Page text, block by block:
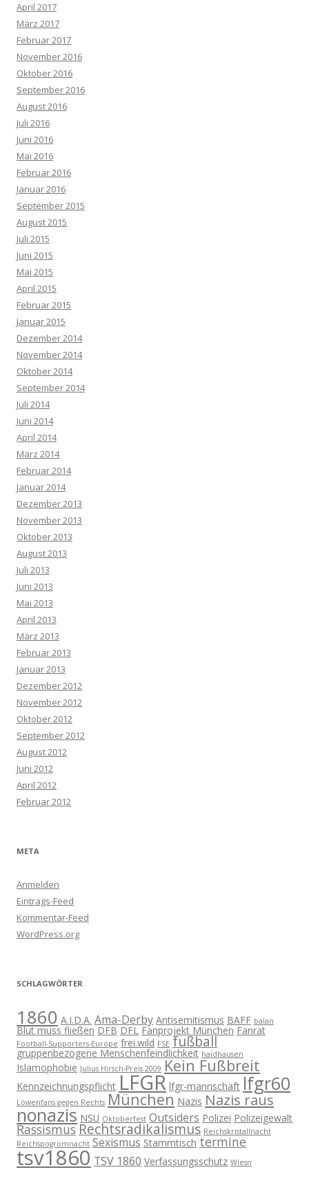
April 2017
März 2017
Februar 2017
November 2016
Oktober 2016
September 2016
August 2016
Juli 2016
Juni 2016
Mai 2016
Februar 2016
Januar 2016
September 2015
August 2015
Juli 2015
Juni 2015
Mai 2015
April 2015
Februar 2015
Januar 2015
Dezember 2014
November 2014
Oktober 2014
September 2014
Juli 2014
Juni 2014
April 2014
März 2014
Februar 2014
Januar 2014
Dezember 2013
November 2013
Oktober 2013
August 2013
Juli 2013
Juni 2013
Mai 2013
April 2013
März 2013
Februar 2013
Januar 2013
Dezember 2012
November 2012
Oktober 2012
September 2012
August 2012
Juni 2012
April 2012
Februar 2012
META
Anmelden
Eintrags-Feed
Kommentar-Feed
WordPress.org
SCHLAGWÖRTER
1860 A.I.D.A. Ama-Derby Antisemitismus BAFF balan
Blut muss fließen DFB DFL Fanprojekt München Fanrat
Football-Supporters-Europe frei.wild FSE fußball
gruppenbezogene Menschenfeindlichkeit haidhausen
Islamophobie Julius Hirsch-Preis 2009 Kein Fußbreit
Kennzeichnungspflicht LFGR lfgr-mannschaft lfgr60
Löwenfans gegen Rechts München Nazis Nazis raus
nonazis NSU Oktoberfest Outsiders Polizei Polizeigewalt
Rassismus Rechtsradikalismus Reichskristallnacht
Reichspogromnacht Sexismus Stammtisch termine
tsv1860 TSV 1860 Verfassungsschutz Wiesn